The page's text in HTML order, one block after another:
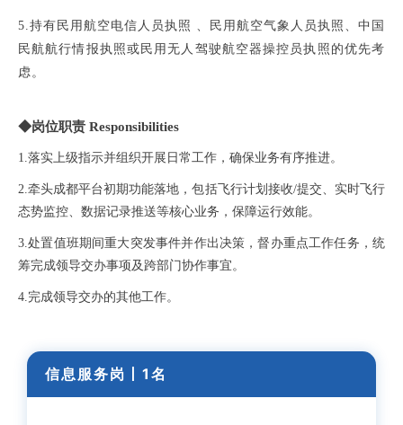
5.持有民用航空电信人员执照 、民用航空气象人员执照、中国
民航航行情报执照或民用无人驾驶航空器操控员执照的优先考
虑。
◆岗位职责 Responsibilities
1.落实上级指示并组织开展日常工作，确保业务有序推进。
2.牵头成都平台初期功能落地，包括飞行计划接收/提交、实时飞行
态势监控、数据记录推送等核心业务，保障运行效能。
3.处置值班期间重大突发事件并作出决策，督办重点工作任务，统
筹完成领导交办事项及跨部门协作事宜。
4.完成领导交办的其他工作。
信息服务岗丨 1名